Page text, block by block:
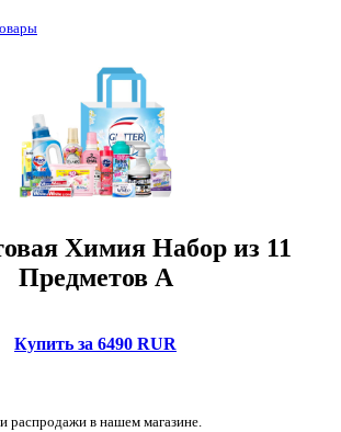
Химия Набор из 11
Предметов А
Купить за 6490 RUR
распродажи в нашем магазине.